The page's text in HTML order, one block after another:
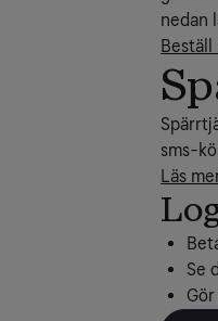
nedan
Beställ
sms-
Läs
Se